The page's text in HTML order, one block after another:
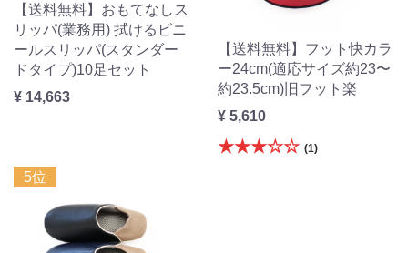
【送料無料】おもてなしス
リッパ(業務用) 拭けるビニ
ールスリッパ(スタンダー
ドタイプ)10足セット
¥ 14,663
【送料無料】フット快カラ
ー24cm(適応サイズ約23〜
約23.5cm)旧フット楽
¥ 5,610
★★★☆☆ (1)
5位